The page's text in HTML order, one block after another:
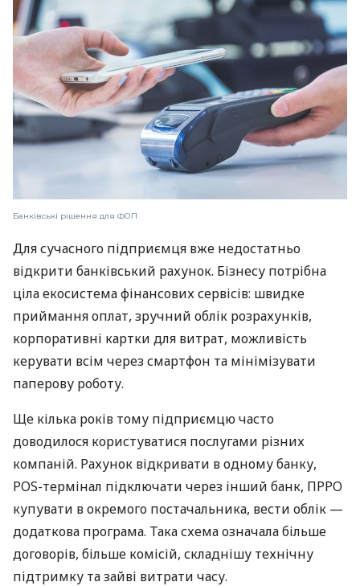
Банківські рішення для ФОП
Для сучасного підприємця вже недостатньо
відкрити банківський рахунок. Бізнесу потрібна
ціла екосистема фінансових сервісів: швидке
приймання оплат, зручний облік розрахунків,
корпоративні картки для витрат, можливість
керувати всім через смартфон та мінімізувати
паперову роботу.
Ще кілька років тому підприємцю часто
доводилося користуватися послугами різних
компаній. Рахунок відкривати в одному банку,
POS-термінал підключати через інший банк, ПРРО
купувати в окремого постачальника, вести облік —
додаткова програма. Така схема означала більше
договорів, більше комісій, складнішу технічну
підтримку та зайві витрати часу.